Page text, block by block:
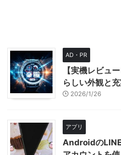
AD・PR
【実機レビュ
らしい外観と
2026/1/26
アプリ
Androidの